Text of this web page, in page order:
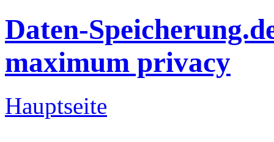
Daten-
maximum privacy
Hauptseite